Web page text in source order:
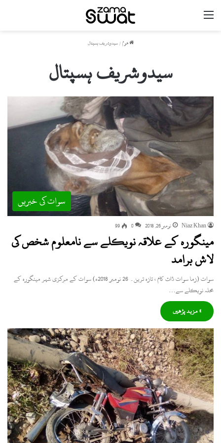
ھوم / سیدوشریف ہسپتال
سیدوشریف ہسپتال
سوات کی خبریں
Niaz Khan نومبر 26, 2018 0
99
مینگورہ کے علاقہ نویکلے سے نامعلوم شخص کی
لاش برامد
سوات (زما سوات ڈاٹ کام ، تازہ ترین۔ 26 نومبر 2018ء) سوات کے مرکزی شہر مینگورہ کے
محلہ نویکلے سے…
» مزید پڑھیں